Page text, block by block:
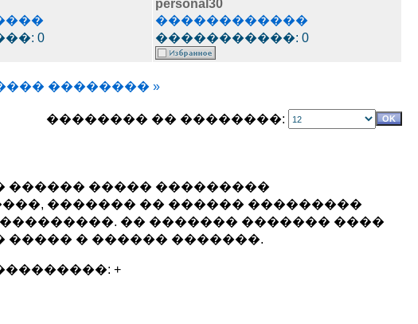
0
personal30
������������
�����������: 0
�������� »
�������� �� ��������:
������ ����� ���������
������� �� ������ ���������
�� ������� ������� ����
� ������ �������.
+